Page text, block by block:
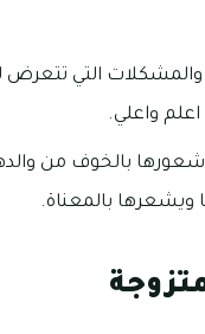
التي تتعرض
واعلي.
بالخوف من
ويشعرها بالمعناة.